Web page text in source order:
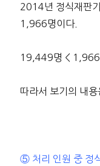
2014년 정식재판
1,966명이다.
19,449명 <
따라서 보기의 내용
⑤ 처리 인원 중 정